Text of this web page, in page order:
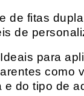
de fitas
de
Ideais para
como
do tipo de